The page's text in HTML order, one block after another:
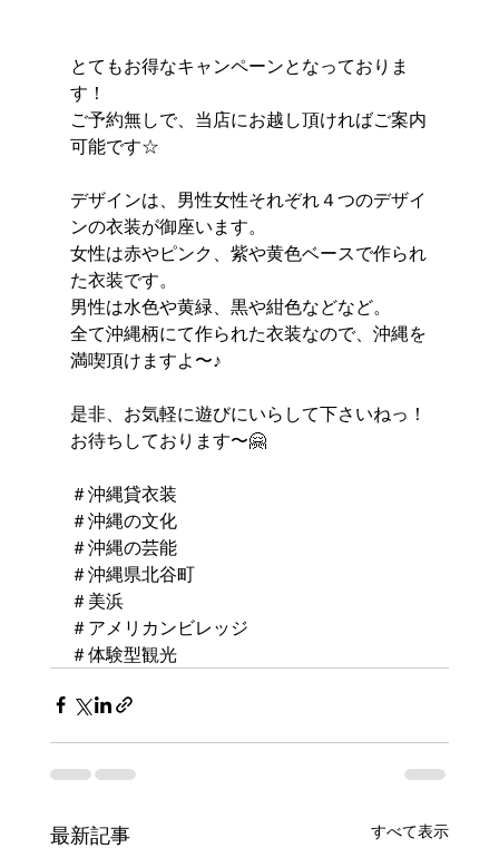
とてもお得なキャンペーンとなっておりま
す！
ご予約無しで、当店にお越し頂ければご案内
可能です☆
デザインは、男性女性それぞれ４つのデザイ
ンの衣装が御座います。
女性は赤やピンク、紫や黄色ベースで作られ
た衣装です。
男性は水色や黄緑、黒や紺色などなど。
全て沖縄柄にて作られた衣装なので、沖縄を
満喫頂けますよ〜♪
是非、お気軽に遊びにいらして下さいねっ！
お待ちしております〜🤗
＃沖縄貸衣装
＃沖縄の文化
＃沖縄の芸能
＃沖縄県北谷町
＃美浜
＃アメリカンビレッジ
＃体験型観光
最新記事 すべて表示